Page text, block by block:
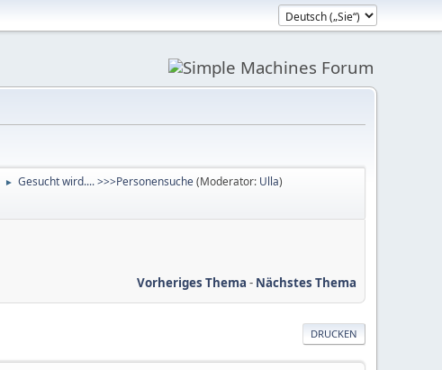
► Gesucht wird.... >>>Personensuche(Moderator: Ulla)
Vorheriges Thema - Nächstes Thema
DRUCKEN